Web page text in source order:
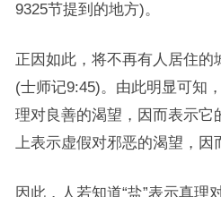
9325节提到的地方)。
正因如此，将不再有人居住的
(士师记9:45)。由此明显可知
理对良善的渴望，因而表示它
上表示虚假对邪恶的渴望，因
因此，人若知道“盐”表示真理